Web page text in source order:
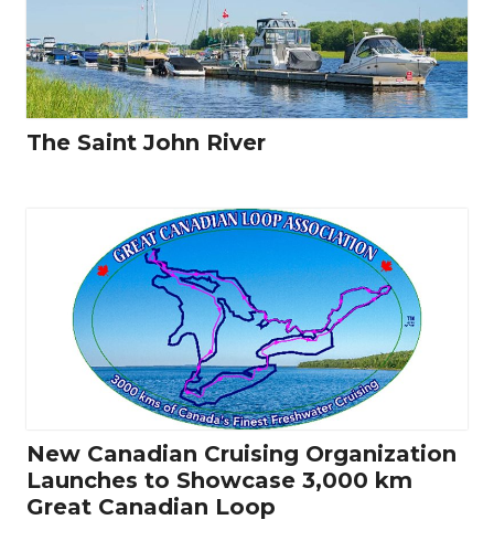
The Saint John River
New Canadian Cruising Organization
Launches to Showcase 3,000 km
Great Canadian Loop